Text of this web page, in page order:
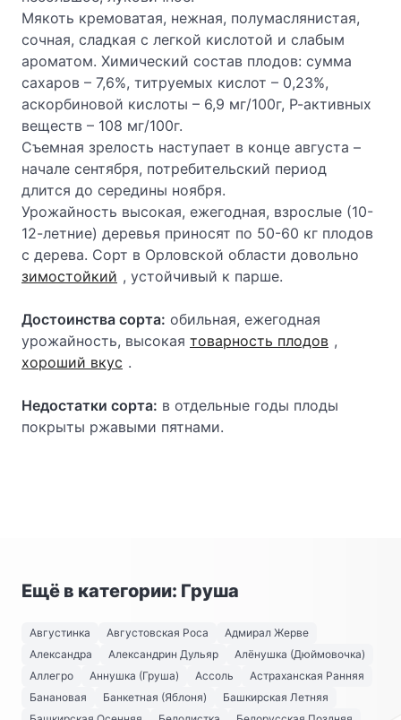
Мякоть кремоватая, нежная, полумаслянистая,
сочная, сладкая с легкой кислотой и слабым
ароматом. Химический состав плодов: сумма
сахаров – 7,6%, титруемых кислот – 0,23%,
аскорбиновой кислоты – 6,9 мг/100г, Р-активных
веществ – 108 мг/100г.
Съемная зрелость наступает в конце августа –
начале сентября, потребительский период
длится до середины ноября.
Урожайность высокая, ежегодная, взрослые (10-
12-летние) деревья приносят по 50-60 кг плодов
с дерева. Сорт в Орловской области довольно
зимостойкий , устойчивый к парше.
Достоинства сорта: обильная, ежегодная
урожайность, высокая товарность плодов ,
хороший вкус .
Недостатки сорта: в отдельные годы плоды
покрыты ржавыми пятнами.
Ещё в категории: Груша
Августинка Августовская Роса
Адмирал Жерве
Александра
Александрин Дульяр
Алёнушка (Дюймовочка)
Аллегро
Аннушка (Груша) Ассоль
Астраханская Ранняя
Банановая
Банкетная (Яблоня)
Башкирская Летняя